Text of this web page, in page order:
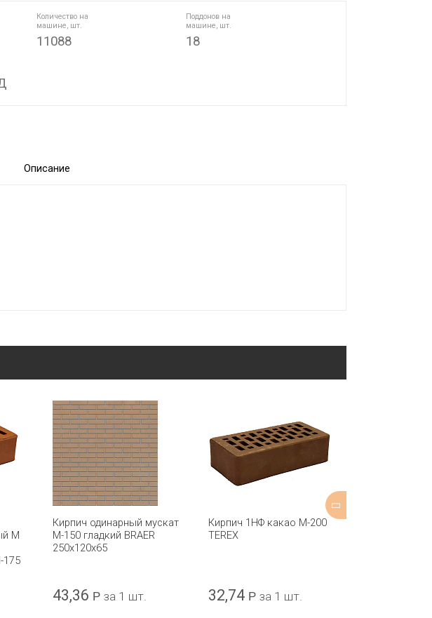
Количество на
машине, шт.
11088
Поддонов на
машине, шт.
18
Описание
М
175
Кирпич одинарный мускат
М-150 гладкий BRAER
250x120x65
43,36 Р за 1 шт.
Кирпич 1НФ какао М-200
TEREX
32,74 Р за 1 шт.